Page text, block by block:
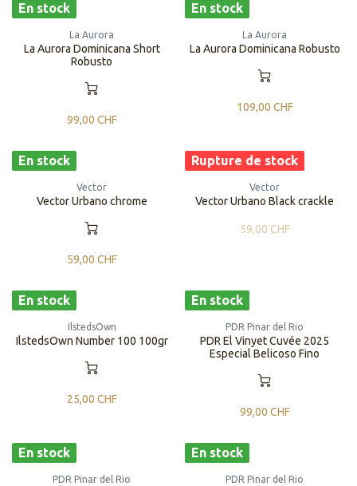
En stock
La Aurora
La Aurora Dominicana Short
Robusto
99,00 CHF
En stock
La Aurora
La Aurora Dominicana Robusto
109,00 CHF
En stock
Vector
Vector Urbano chrome
59,00 CHF
Rupture de stock
Vector
Vector Urbano Black crackle
59,00 CHF
En stock
IlstedsOwn
IlstedsOwn Number 100 100gr
25,00 CHF
En stock
PDR Pinar del Rio
PDR El Vinyet Cuvée 2025
Especial Belicoso Fino
99,00 CHF
En stock
PDR Pinar del Rio
En stock
PDR Pinar del Rio